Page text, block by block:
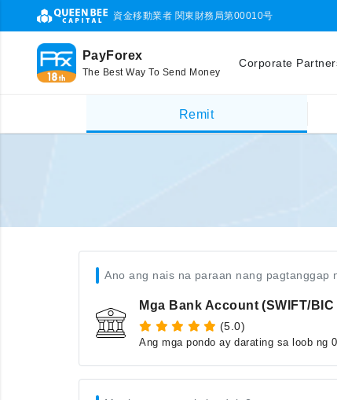
資金移動業者 関東財務局第00010号
PayForex
The Best Way To Send Money
Corporate
Remit
Ano ang nais na paraan nang pagtanggap
Mga Bank Account (SWIFT/
(5.0)
Ang mga pondo ay darating sa loob ng